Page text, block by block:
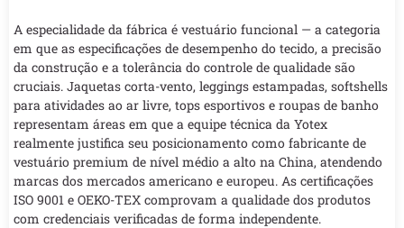
A especialidade da fábrica é vestuário funcional — a categoria
em que as especificações de desempenho do tecido, a precisão
da construção e a tolerância do controle de qualidade são
cruciais. Jaquetas corta-vento, leggings estampadas, softshells
para atividades ao ar livre, tops esportivos e roupas de banho
representam áreas em que a equipe técnica da Yotex
realmente justifica seu posicionamento como fabricante de
vestuário premium de nível médio a alto na China, atendendo
marcas dos mercados americano e europeu. As certificações
ISO 9001 e OEKO-TEX comprovam a qualidade dos produtos
com credenciais verificadas de forma independente.